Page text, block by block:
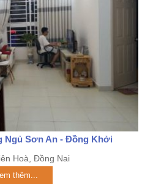
Ngủ Sơn An - Đồng Khởi
Hoà, Đồng Nai
thêm...